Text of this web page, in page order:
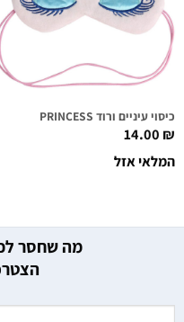
כיסוי עיניים ורוד PRINCESS
14.00₪
המלאי אזל
מה שחסר